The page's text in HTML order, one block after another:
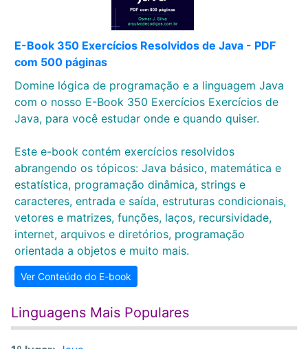
E-Book 350 Exercícios Resolvidos de Java - PDF
com 500 páginas
Domine lógica de programação e a linguagem Java
com o nosso E-Book 350 Exercícios Exercícios de
Java, para você estudar onde e quando quiser.
Este e-book contém exercícios resolvidos
abrangendo os tópicos: Java básico, matemática e
estatística, programação dinâmica, strings e
caracteres, entrada e saída, estruturas condicionais,
vetores e matrizes, funções, laços, recursividade,
internet, arquivos e diretórios, programação
orientada a objetos e muito mais.
Ver Conteúdo do E-book
Linguagens Mais Populares